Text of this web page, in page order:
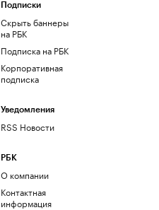
Подписки
Скрыть баннеры
на РБК
Подписка на РБК
Корпоративная
подписка
Уведомления
RSS Новости
РБК
О компании
Контактная
информация